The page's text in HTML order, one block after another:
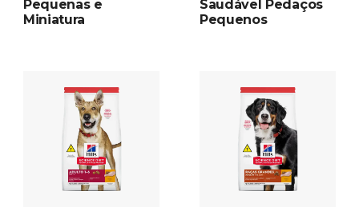
Pequenas e
Miniatura
Saudável Pedaços
Pequenos